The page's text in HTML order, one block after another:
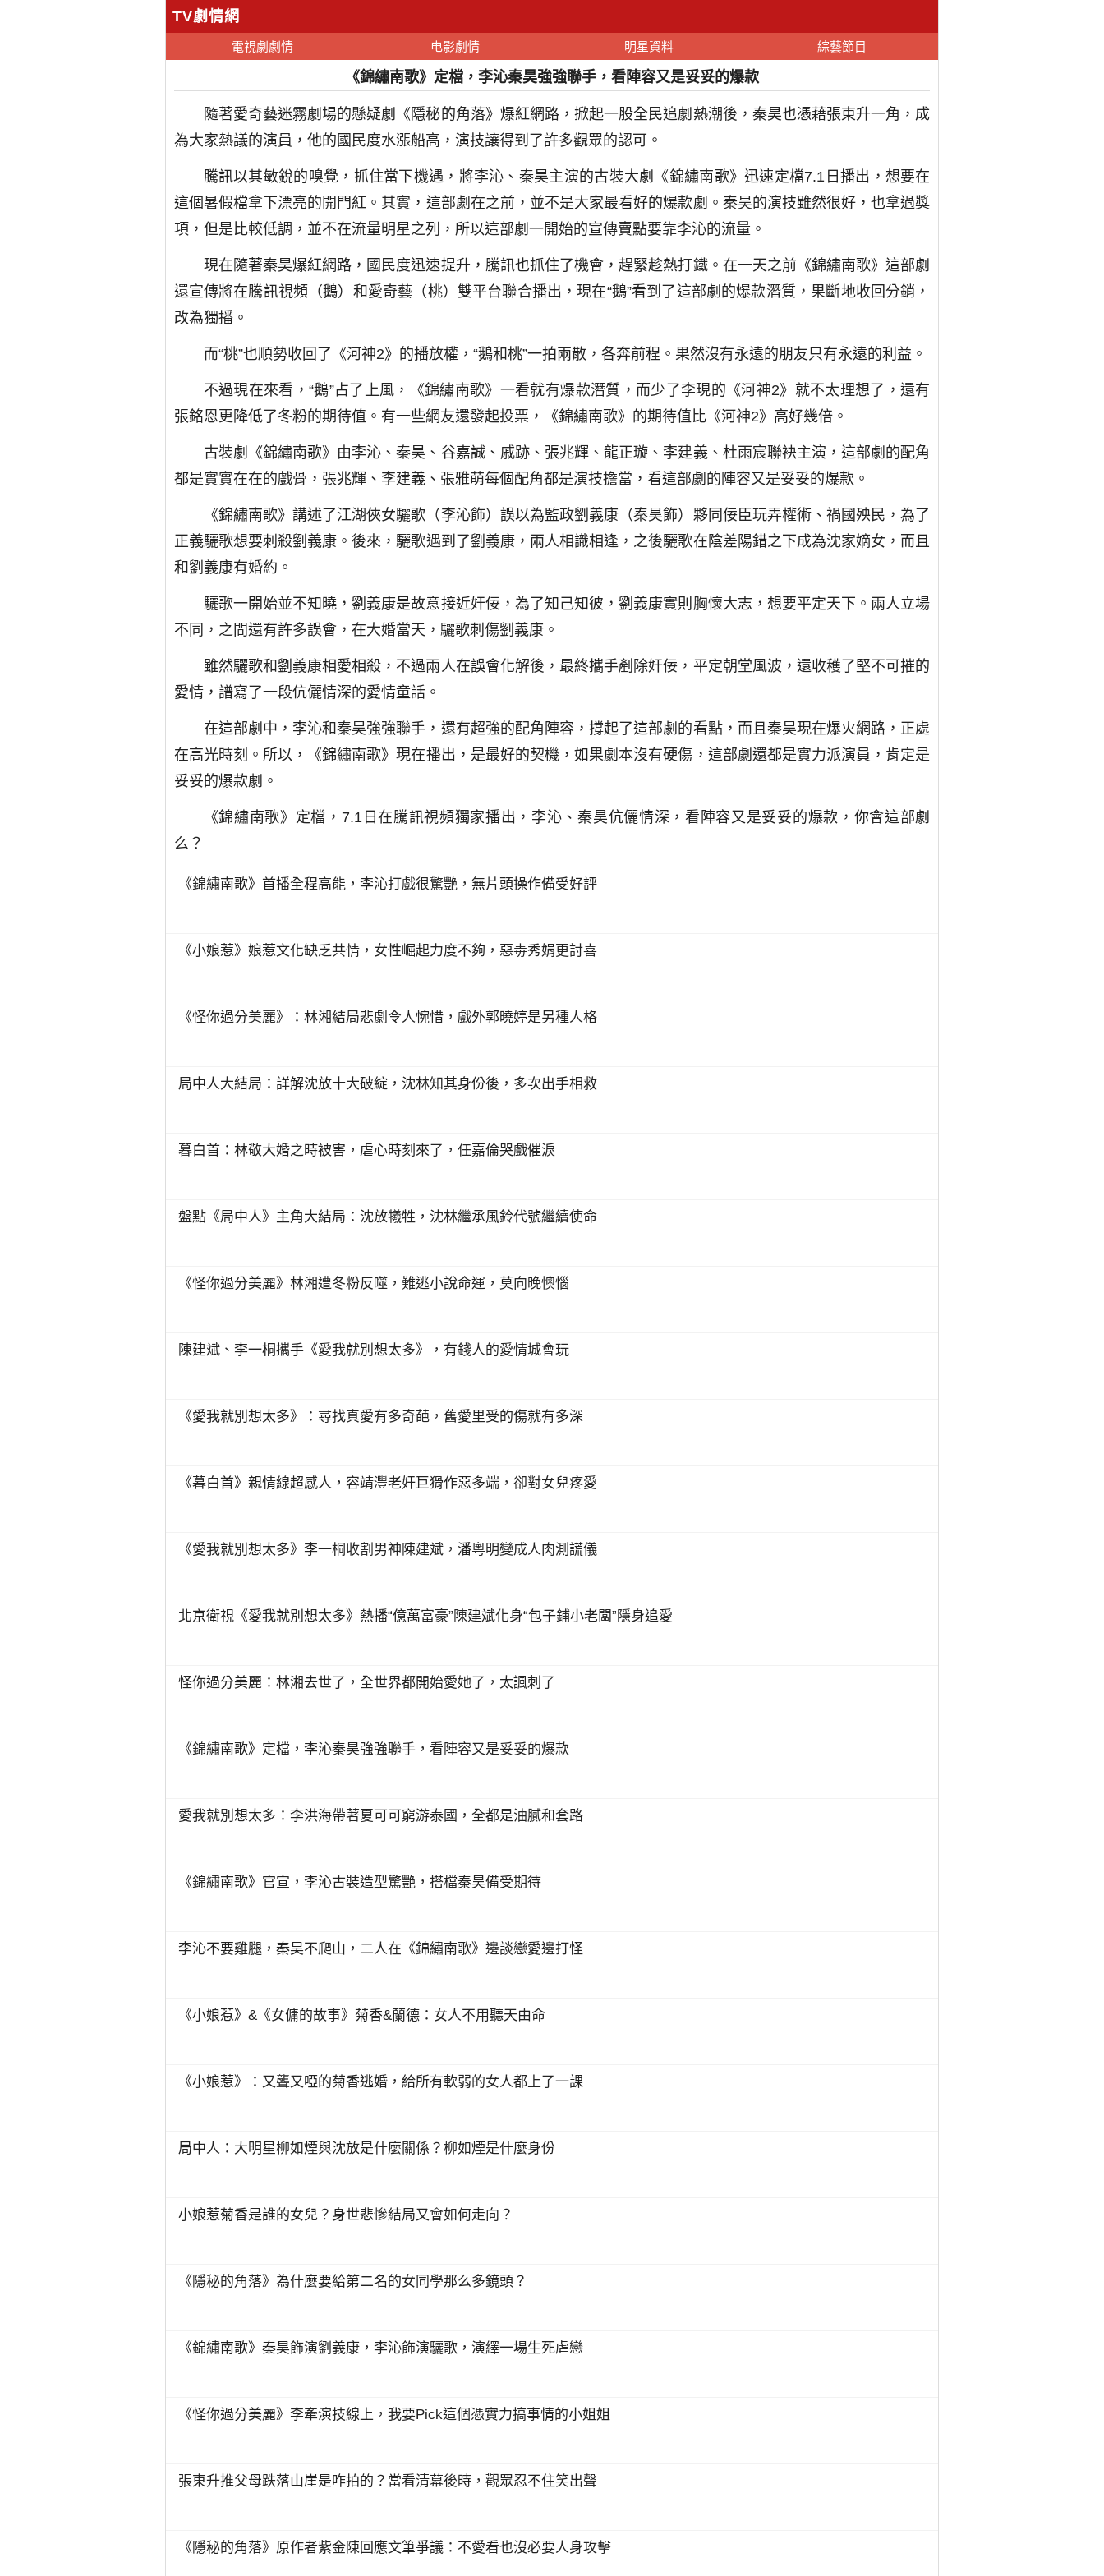
TV劇情網
電視劇劇情 电影劇情 明星資料 綜藝節目
《錦繡南歌》定檔，李沁秦昊強強聯手，看陣容又是妥妥的爆款
隨著愛奇藝迷霧劇場的懸疑劇《隱秘的角落》爆紅網路，掀起一股全民追劇熱潮後，秦昊也憑藉張東升一角，成
為大家熱議的演員，他的國民度水漲船高，演技讓得到了許多觀眾的認可。
騰訊以其敏銳的嗅覺，抓住當下機遇，將李沁、秦昊主演的古裝大劇《錦繡南歌》迅速定檔7.1日播出，想要在
這個暑假檔拿下漂亮的開門紅。其實，這部劇在之前，並不是大家最看好的爆款劇。秦昊的演技雖然很好，也拿過獎
項，但是比較低調，並不在流量明星之列，所以這部劇一開始的宣傳賣點要靠李沁的流量。
現在隨著秦昊爆紅網路，國民度迅速提升，騰訊也抓住了機會，趕緊趁熱打鐵。在一天之前《錦繡南歌》這部劇
還宣傳將在騰訊視頻（鵝）和愛奇藝（桃）雙平台聯合播出，現在“鵝”看到了這部劇的爆款潛質，果斷地收回分銷，
改為獨播。
而“桃”也順勢收回了《河神2》的播放權，“鵝和桃”一拍兩散，各奔前程。果然沒有永遠的朋友只有永遠的利益。
不過現在來看，“鵝”占了上風，《錦繡南歌》一看就有爆款潛質，而少了李現的《河神2》就不太理想了，還有
張銘恩更降低了冬粉的期待值。有一些網友還發起投票，《錦繡南歌》的期待值比《河神2》高好幾倍。
古裝劇《錦繡南歌》由李沁、秦昊、谷嘉誠、戚跡、張兆輝、龍正璇、李建義、杜雨宸聯袂主演，這部劇的配角
都是實實在在的戲骨，張兆輝、李建義、張雅萌每個配角都是演技擔當，看這部劇的陣容又是妥妥的爆款。
《錦繡南歌》講述了江湖俠女驪歌（李沁飾）誤以為監政劉義康（秦昊飾）夥同佞臣玩弄權術、禍國殃民，為了
正義驪歌想要刺殺劉義康。後來，驪歌遇到了劉義康，兩人相識相逢，之後驪歌在陰差陽錯之下成為沈家嫡女，而且
和劉義康有婚約。
驪歌一開始並不知曉，劉義康是故意接近奸佞，為了知己知彼，劉義康實則胸懷大志，想要平定天下。兩人立場
不同，之間還有許多誤會，在大婚當天，驪歌刺傷劉義康。
雖然驪歌和劉義康相愛相殺，不過兩人在誤會化解後，最終攜手剷除奸佞，平定朝堂風波，還收穫了堅不可摧的
愛情，譜寫了一段伉儷情深的愛情童話。
在這部劇中，李沁和秦昊強強聯手，還有超強的配角陣容，撐起了這部劇的看點，而且秦昊現在爆火網路，正處
在高光時刻。所以，《錦繡南歌》現在播出，是最好的契機，如果劇本沒有硬傷，這部劇還都是實力派演員，肯定是
妥妥的爆款劇。
《錦繡南歌》定檔，7.1日在騰訊視頻獨家播出，李沁、秦昊伉儷情深，看陣容又是妥妥的爆款，你會這部劇
么？
《錦繡南歌》首播全程高能，李沁打戲很驚艷，無片頭操作備受好評
《小娘惹》娘惹文化缺乏共情，女性崛起力度不夠，惡毒秀娟更討喜
《怪你過分美麗》：林湘結局悲劇令人惋惜，戲外郭曉婷是另種人格
局中人大結局：詳解沈放十大破綻，沈林知其身份後，多次出手相救
暮白首：林敬大婚之時被害，虐心時刻來了，任嘉倫哭戲催淚
盤點《局中人》主角大結局：沈放犧牲，沈林繼承風鈴代號繼續使命
《怪你過分美麗》林湘遭冬粉反噬，難逃小說命運，莫向晚懊惱
陳建斌、李一桐攜手《愛我就別想太多》，有錢人的愛情城會玩
《愛我就別想太多》：尋找真愛有多奇葩，舊愛里受的傷就有多深
《暮白首》親情線超感人，容靖灃老奸巨猾作惡多端，卻對女兒疼愛
《愛我就別想太多》李一桐收割男神陳建斌，潘粵明變成人肉測謊儀
北京衛視《愛我就別想太多》熱播“億萬富豪”陳建斌化身“包子鋪小老闆”隱身追愛
怪你過分美麗：林湘去世了，全世界都開始愛她了，太諷刺了
《錦繡南歌》定檔，李沁秦昊強強聯手，看陣容又是妥妥的爆款
愛我就別想太多：李洪海帶著夏可可窮游泰國，全都是油膩和套路
《錦繡南歌》官宣，李沁古裝造型驚艷，搭檔秦昊備受期待
李沁不要雞腿，秦昊不爬山，二人在《錦繡南歌》邊談戀愛邊打怪
《小娘惹》&《女傭的故事》菊香&蘭德：女人不用聽天由命
《小娘惹》：又聾又啞的菊香逃婚，給所有軟弱的女人都上了一課
局中人：大明星柳如煙與沈放是什麼關係？柳如煙是什麼身份
小娘惹菊香是誰的女兒？身世悲慘結局又會如何走向？
《隱秘的角落》為什麼要給第二名的女同學那么多鏡頭？
《錦繡南歌》秦昊飾演劉義康，李沁飾演驪歌，演繹一場生死虐戀
《怪你過分美麗》李牽演技線上，我要Pick這個憑實力搞事情的小姐姐
張東升推父母跌落山崖是咋拍的？當看清幕後時，觀眾忍不住笑出聲
《隱秘的角落》原作者紫金陳回應文筆爭議：不愛看也沒必要人身攻擊